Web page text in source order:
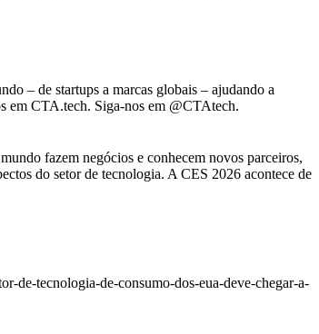
– de startups a marcas globais – ajudando a
em CTA.tech. Siga-nos em @CTAtech.
fazem negócios e conhecem novos parceiros,
do setor de tecnologia. A CES 2026 acontece de
de-tecnologia-de-consumo-dos-eua-deve-chegar-a-